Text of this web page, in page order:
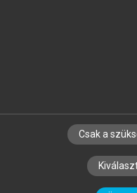
SZERZŐKNEK
SZERKESZTÉSI
Csak a